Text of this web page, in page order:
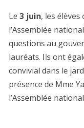
Le 3 juin, les
l’Assemblée
questions au
lauréats. Ils ont
convivial dans le
présence de Mme
l’Assemblée